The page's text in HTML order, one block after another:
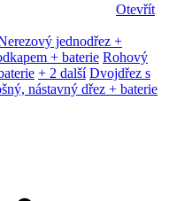
Otevřít
jednodřez +
+ baterie Rohový
+ 2 další Dvojdřez s
nástavný dřez + baterie